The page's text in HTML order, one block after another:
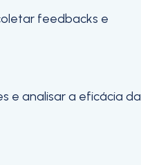
feedbacks e
e analisar a eficácia da